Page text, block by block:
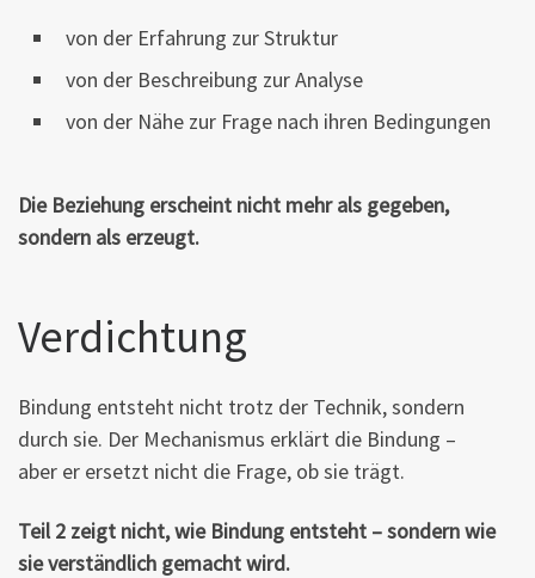
von der Erfahrung zur Struktur
von der Beschreibung zur Analyse
von der Nähe zur Frage nach ihren Bedingungen
Die Beziehung erscheint nicht mehr als gegeben,
sondern als erzeugt.
Verdichtung
Bindung entsteht nicht trotz der Technik, sondern
durch sie. Der Mechanismus erklärt die Bindung –
aber er ersetzt nicht die Frage, ob sie trägt.
Teil 2 zeigt nicht, wie Bindung entsteht – sondern wie
sie verständlich gemacht wird.